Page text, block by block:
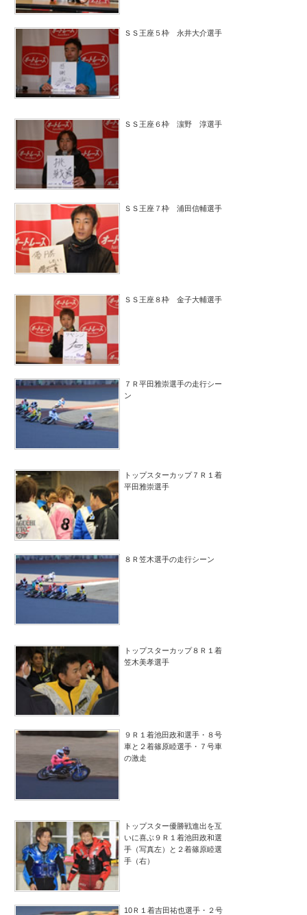
ＳＳ王座５枠 永井大介選手
ＳＳ王座６枠 濵野 淳選手
ＳＳ王座７枠 浦田信輔選手
ＳＳ王座８枠 金子大輔選手
７Ｒ平田雅崇選手の走行シー
ン
トップスターカップ７Ｒ１着
平田雅崇選手
８Ｒ笠木選手の走行シーン
トップスターカップ８Ｒ１着
笠木美孝選手
９Ｒ１着池田政和選手・８号
車と２着篠原睦選手・７号車
の激走
トップスター優勝戦進出を互
いに喜ぶ９Ｒ１着池田政和選
手（写真左）と２着篠原睦選
手（右）
10Ｒ１着吉田祐也選手・２号